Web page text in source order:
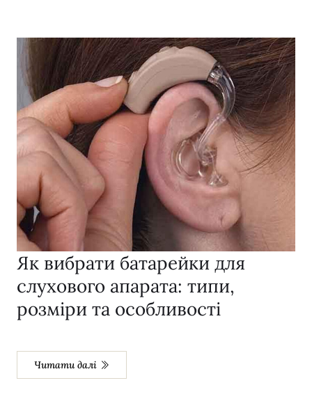
Як вибрати батарейки для
слухового апарата: типи,
розміри та особливості
Читати далі